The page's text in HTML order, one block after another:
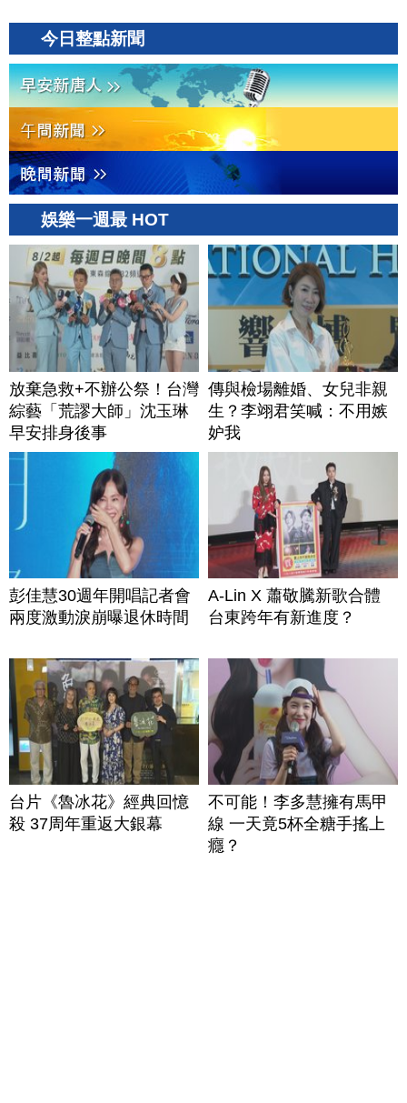
今日整點新聞
娛樂一週最 HOT
放棄急救+不辦公祭！台灣
綜藝「荒謬大師」沈玉琳
早安排身後事
傳與檢場離婚、女兒非親
生？李翊君笑喊：不用嫉
妒我
彭佳慧30週年開唱記者會
兩度激動淚崩曝退休時間
A-Lin X 蕭敬騰新歌合體
台東跨年有新進度？
台片《魯冰花》經典回憶
殺 37周年重返大銀幕
不可能！李多慧擁有馬甲
線 一天竟5杯全糖手搖上
癮？